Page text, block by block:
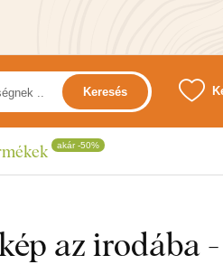
Keresés
akár -50%
az irodába